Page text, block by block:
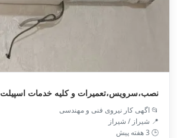
نصب،سرویس،تعمیرات و کلیه خدمات اسپیلت
📂 اگهی کار نیروی فنی و مهندسی
📍 شیراز / شیراز
🕒 3 هفته پیش